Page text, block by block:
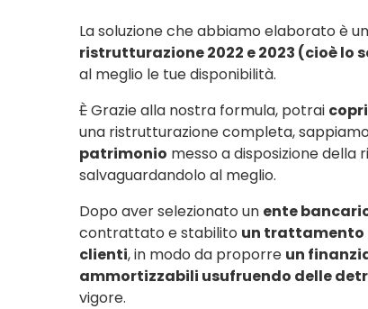
La soluzione che abbiamo elaborato è
ristrutturazione 2022 e 2023 (cioè lo
al meglio le tue disponibilità.
ÈGrazie alla nostra formula, potrai
una ristrutturazione completa,
patrimonio messo a disposizione della
salvaguardandolo al meglio.
Dopo aver selezionato un ente
contrattato e stabilito un trattamento
clienti, in modo da proporre un
ammortizzabili usufruendo delle
vigore.